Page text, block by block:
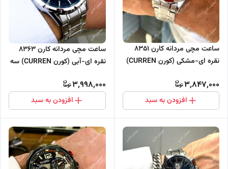
ساعت مچی مردانه کارن 8351
نقره ای-مشکی (کورن CURREN)
3,847,000
افزودن به سبد
ساعت مچی مردانه کارن 8363
نقره ای-آبی (کورن CURREN) سه
3,998,000
افزودن به سبد